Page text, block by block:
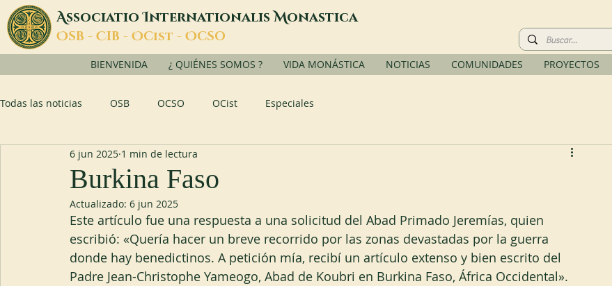
AssociatioInternationalisMonastica
OSB - CIB - OCist - OCSO
BIENVENIDA ¿ QUIÉNES SOMOS ? VIDA MONÁSTICA NOTICIAS COMUNIDADES PROYECTOS
Todas las noticias OSB OCSO OCist Especiales
Burkina Faso
6 jun 2025 1 min de lectura
Actualizado: 6 jun 2025
Este artículo fue una respuesta a una solicitud del Abad Primado Jeremías, quien
escribió: «Quería hacer un breve recorrido por las zonas devastadas por la guerra
donde hay benedictinos. A petición mía, recibí un artículo extenso y bien escrito del
Padre Jean-Christophe Yameogo, Abad de Koubri en Burkina Faso, África Occidental».